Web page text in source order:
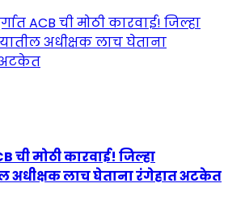
ची मोठी कारवाई! जिल्हा
अधीक्षक लाच घेताना रंगेहात अटकेत